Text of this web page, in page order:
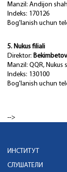
Manzil: Andijon
Indeks: 170126
Bog'lanish uchun
5. Nukus filiali
Direktor:
Manzil: QQR, Nukus
Indeks: 130100
Bog'lanish uchun
-->
ИНСТИТУТ
СЛУШАТЕЛИ